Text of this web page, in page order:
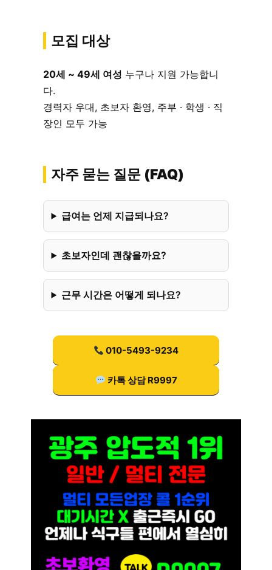
모집 대상
20세 ~ 49세 여성 누구나 지원 가능합니
다.
경력자 우대, 초보자 환영, 주부 · 학생 · 직
장인 모두 가능
자주 묻는 질문 (FAQ)
급여는 언제 지급되나요?
초보자인데 괜찮을까요?
근무 시간은 어떻게 되나요?
010-5493-9234
카톡 상담 R9997